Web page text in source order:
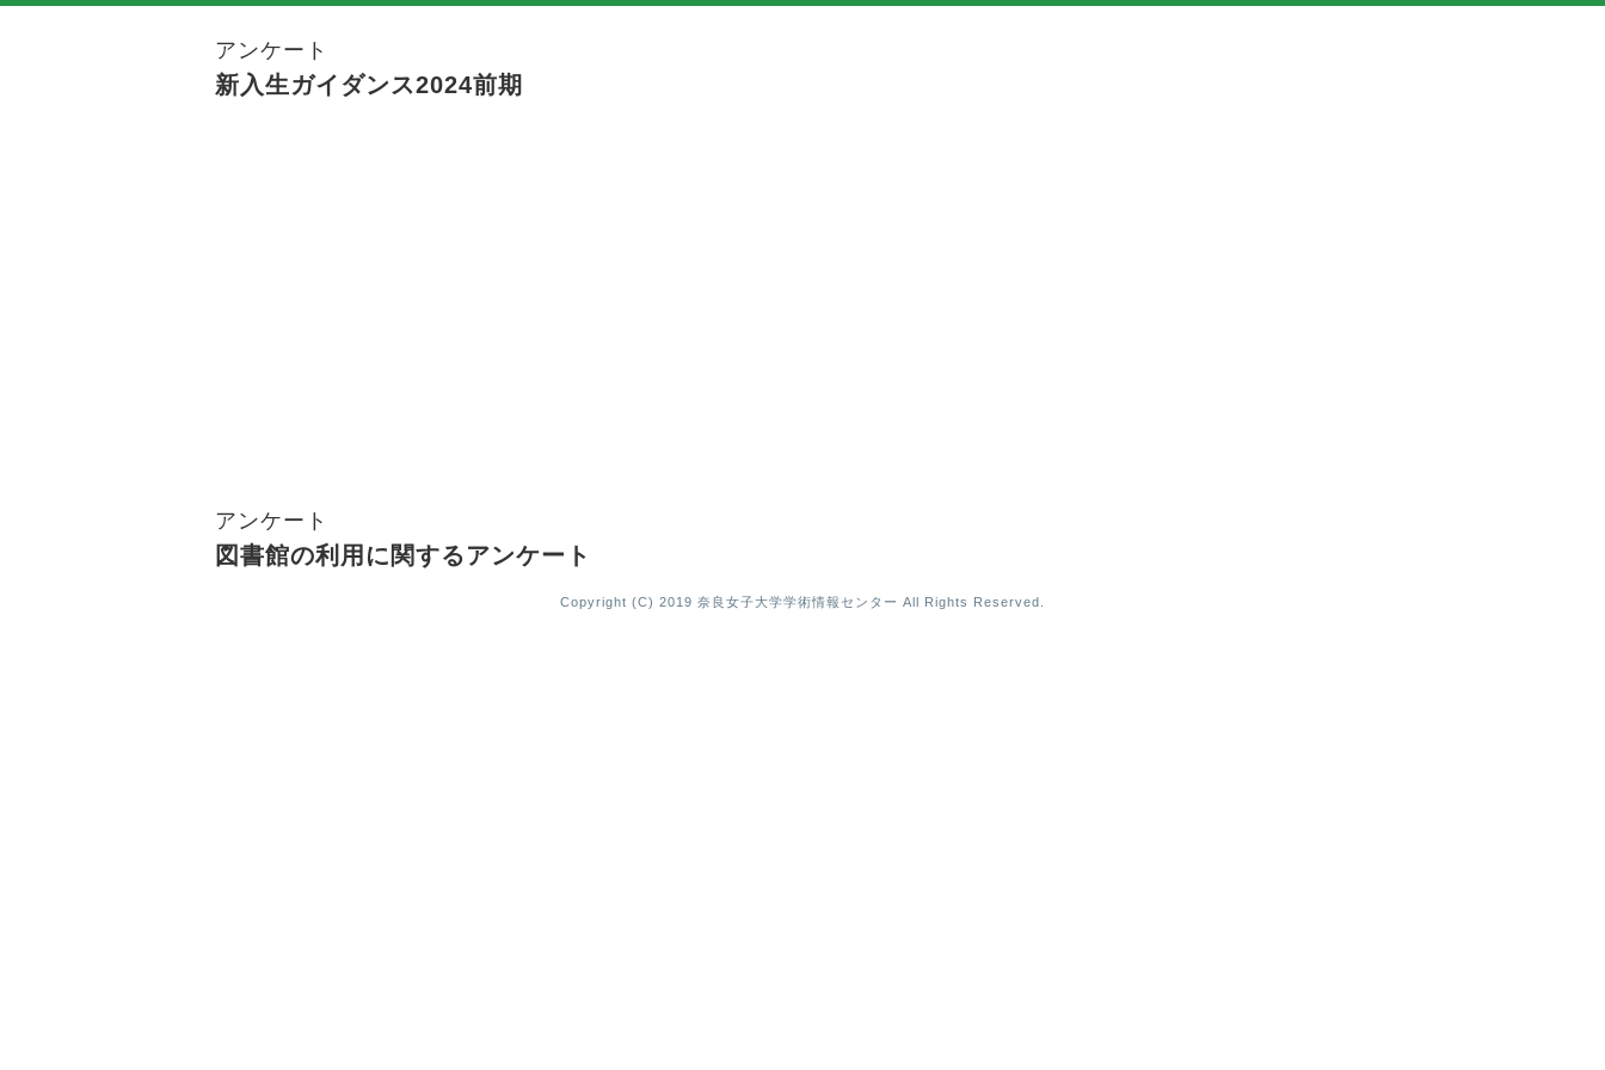
アンケート
新入生ガイダンス2024前期
アンケート
図書館の利用に関するアンケート
Copyright (C) 2019 奈良女子大学学術情報センター All Rights Reserved.